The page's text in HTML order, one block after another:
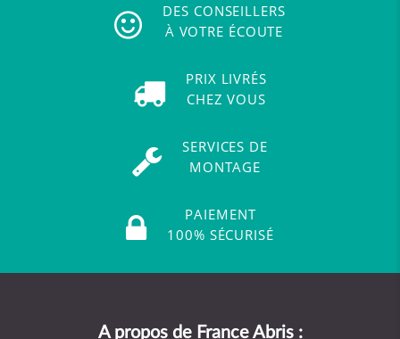
DES CONSEILLERS
À VOTRE ÉCOUTE
PRIX LIVRÉS
CHEZ VOUS
SERVICES DE
MONTAGE
PAIEMENT
100% SÉCURISÉ
A propos de France Abris :